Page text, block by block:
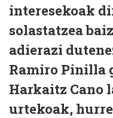
interesekoak
solastatzea
adierazi
Ramiro Pinilla
Harkaitz Cano
urtekoak,